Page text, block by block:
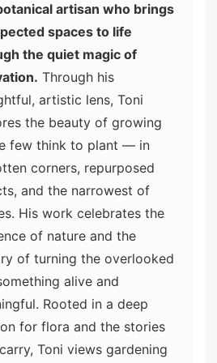
artisan who brings
spaces to life
the quiet magic of
Through his
artistic lens, Toni
the beauty of growing
few think to plant — in
corners, repurposed
and the narrowest of
His work celebrates the
of nature and the
of turning the overlooked
alive and
Rooted in a deep
for flora and the stories
Toni views gardening